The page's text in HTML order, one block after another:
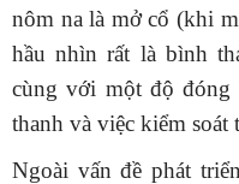
nôm na là mở cổ (khi
hầu nhìn rất là bình
cùng với một độ đóng
thanh và việc kiểm soát
Ngoài vấn đề phát